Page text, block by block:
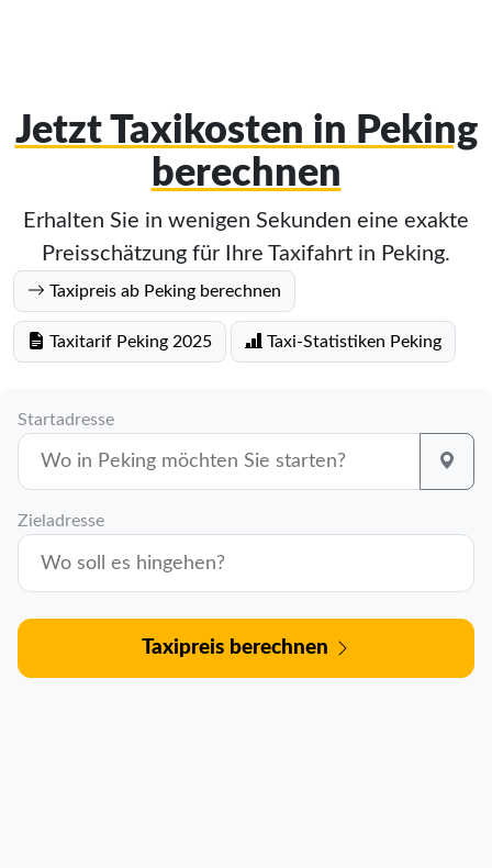
Jetzt Taxikosten in Peking
berechnen
Erhalten Sie in wenigen Sekunden eine exakte
Preisschätzung für Ihre Taxifahrt in Peking.
Taxipreis ab Peking berechnen
Taxitarif Peking 2025 Taxi-Statistiken Peking
Startadresse
Zieladresse
Taxipreis berechnen